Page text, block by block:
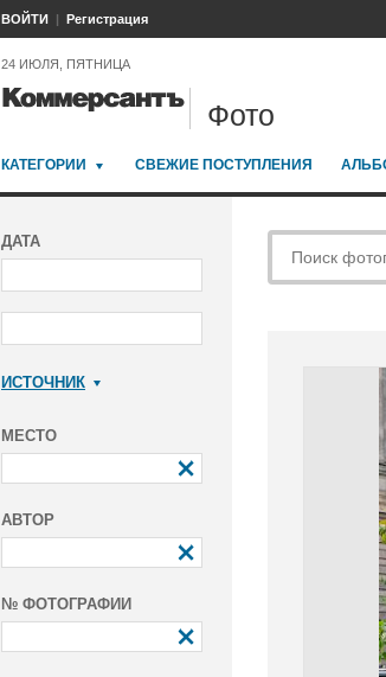
ВОЙТИ Регистрация
24 ИЮЛЯ, ПЯТНИЦА
Фото
КАТЕГОРИИ СВЕЖИЕ ПОСТУПЛЕНИЯ
ДАТА
ИСТОЧНИК
МЕСТО
АВТОР
№ ФОТОГРАФИИ